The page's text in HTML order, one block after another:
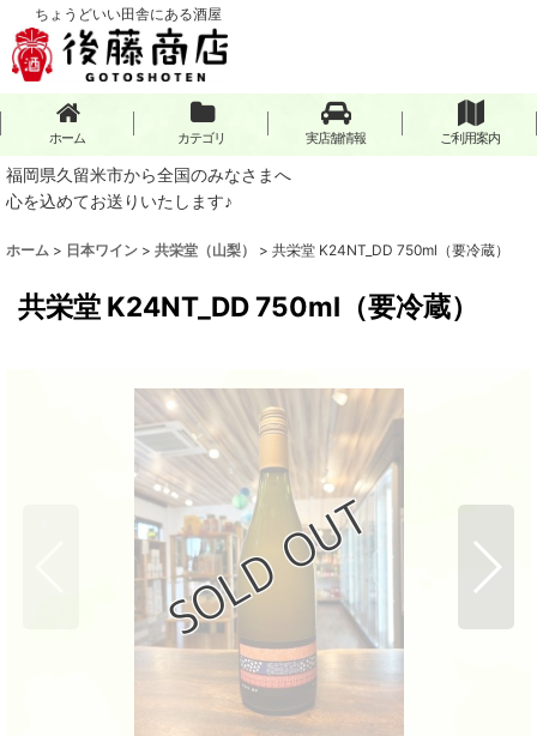
ちょうどいい田舎にある酒屋
ホーム カテゴリ 実店舗情報 ご利用案内
福岡県久留米市から全国のみなさまへ
心を込めてお送りいたします♪
ホーム > 日本ワイン > 共栄堂（山梨） > 共栄堂 K24NT_DD 750ml（要冷蔵）
共栄堂 K24NT_DD 750ml（要冷蔵）